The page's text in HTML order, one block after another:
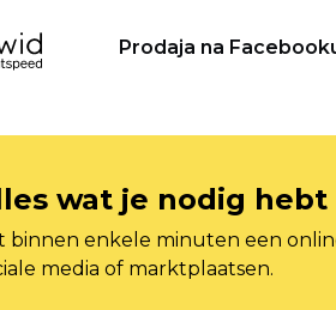
Prodaja na
wat je nodig
binnen enkele minuten een
media of marktplaatsen.